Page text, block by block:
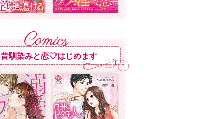
昔馴染みと恋♡はじめます